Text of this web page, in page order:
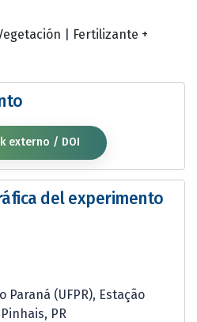
Fertilizante +
externo / DOI
del experimento
Paraná (UFPR), Estação
PR